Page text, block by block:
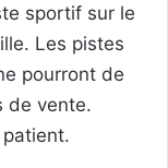
sportif sur le
Les pistes
pourront de
de vente.